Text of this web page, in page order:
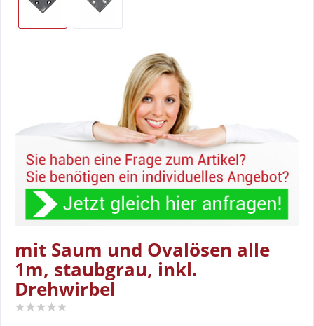
mit Saum und Ovalösen alle
1m, staubgrau, inkl.
Drehwirbel